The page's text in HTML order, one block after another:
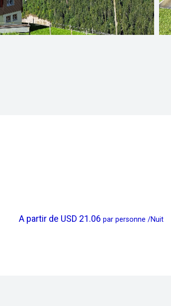
A partir de USD 21.06 par personne /Nuit